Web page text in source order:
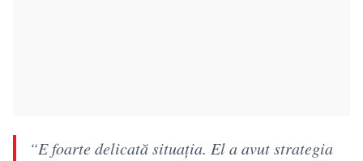
“E foarte delicată situația. El a avut strategia